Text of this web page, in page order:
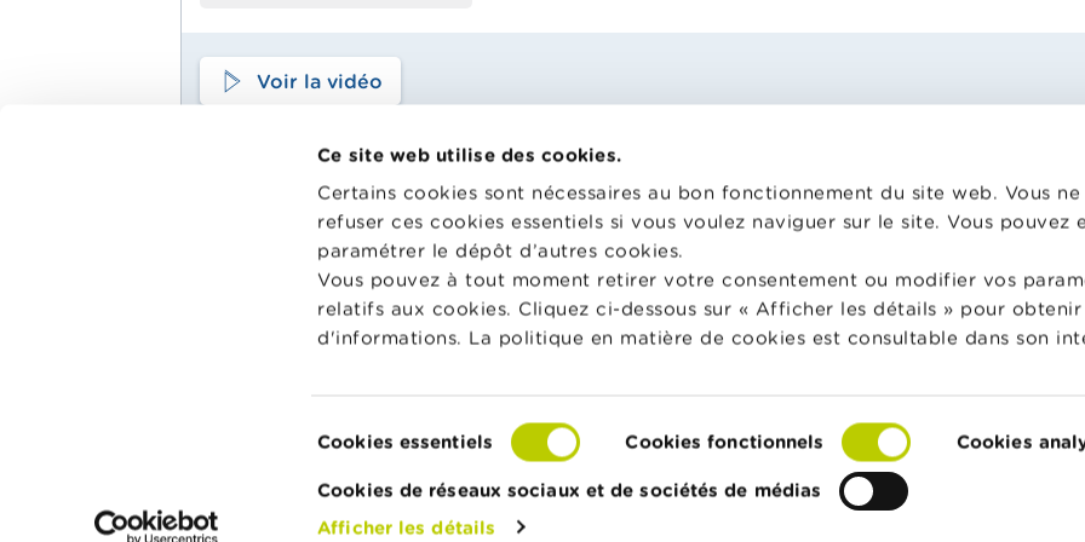
Ce site web utilise des cookies.
Certains cookies sont nécessaires au bon fonctionnement du site web. Vous
refuser ces cookies essentiels si vous voulez naviguer sur le site. Vous pouvez
paramétrer le dépôt d’autres cookies.
Vous pouvez à tout moment retirer votre consentement ou modifier vos
relatifs aux cookies. Cliquez ci-dessous sur « Afficher les détails » pour
d'informations. La politique en matière de cookies est consultable dans son
du
consentement
Cookies essentiels Cookies fonctionnels Cookies
Cookies de réseaux sociaux et de sociétés de médias
Afficher les détails
Voir la vidéo
Matériel pédagogique
Wikifin School met gratuitement à
disposition des enseignants du matériel
pédagogique varié et des formations pour
les aider à faire de l’éducation financière
et à la consommation responsable en
classe.
Wikifin.be est un site internet
Il met gratuitement à votre
une information
pratique. Il est sans aucun lien
© FSMA